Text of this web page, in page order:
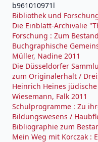
b961010971l
Bibliothek und
Die Einblatt-Archivalie
Forschung : Zum
Buchgraphische
Müller, Nadine 2011
Die Düsseldorfer
zum Originalerhalt /
Heinrich Heines
Wiesemann, Falk 2011
Schulprogramme : Zu
Bildungswesens /
Bibliographie zum
Mein Weg mit Korczak :